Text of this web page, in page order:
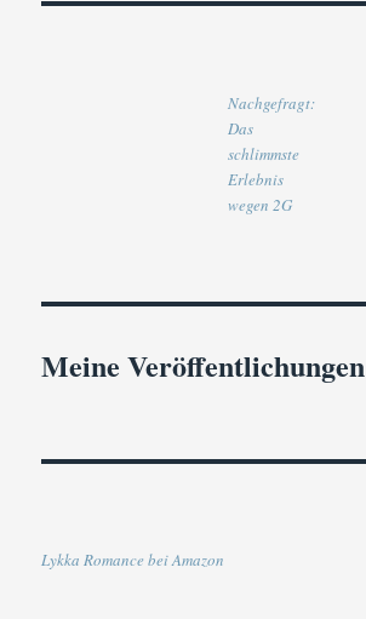
Nachgefragt:
Das
schlimmste
Erlebnis
wegen 2G
Meine Veröffentlichungen
Lykka Romance bei Amazon